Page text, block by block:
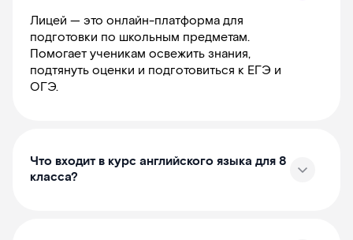
Лицей — это онлайн-платформа для
подготовки по школьным предметам.
Помогает ученикам освежить знания,
подтянуть оценки и подготовиться к ЕГЭ и
ОГЭ.
Что входит в курс английского языка для 8
класса?